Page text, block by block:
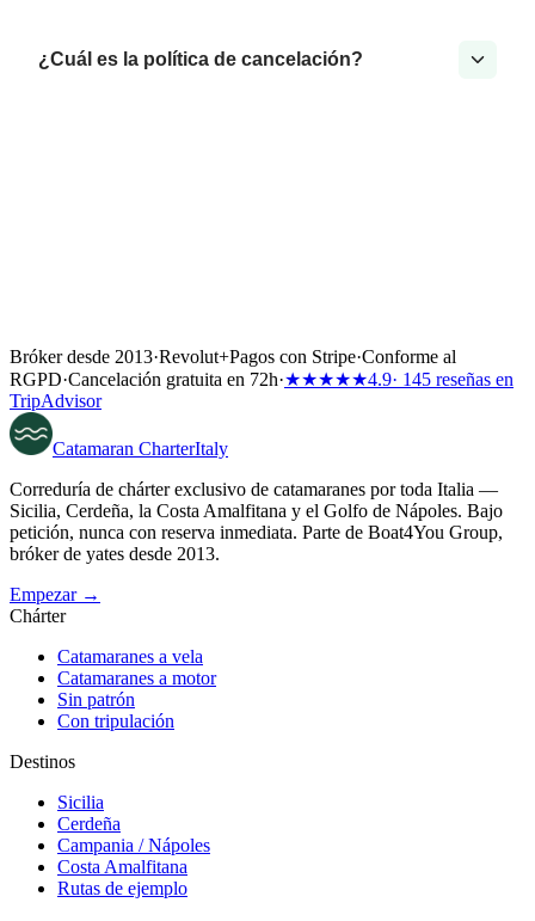
¿Cuál es la política de cancelación?
Bróker desde 2013·Revolut+Pagos con Stripe·Conforme al
RGPD·Cancelación gratuita en 72h·★★★★★4.9· 145 reseñas en
TripAdvisor
Catamaran CharterItaly
Correduría de chárter exclusivo de catamaranes por toda Italia —
Sicilia, Cerdeña, la Costa Amalfitana y el Golfo de Nápoles. Bajo
petición, nunca con reserva inmediata. Parte de Boat4You Group,
bróker de yates desde 2013.
Empezar →
Chárter
Catamaranes a vela
Catamaranes a motor
Sin patrón
Con tripulación
Destinos
Sicilia
Cerdeña
Campania / Nápoles
Costa Amalfitana
Rutas de ejemplo